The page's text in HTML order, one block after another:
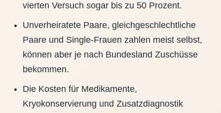
vierten Versuch sogar bis zu 50 Prozent.
Unverheiratete Paare, gleichgeschlechtliche
Paare und Single-Frauen zahlen meist selbst,
können aber je nach Bundesland Zuschüsse
bekommen.
Die Kosten für Medikamente,
Kryokonservierung und Zusatzdiagnostik